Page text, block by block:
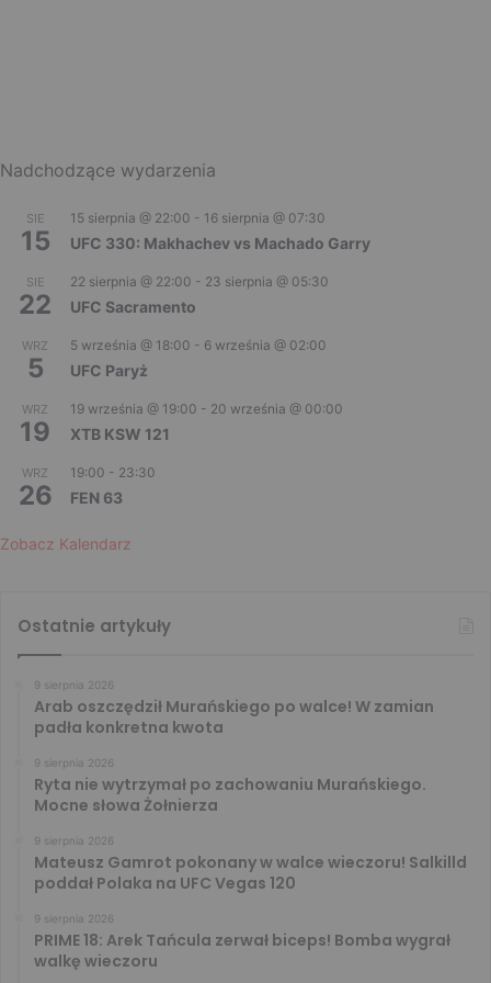
Nadchodzące wydarzenia
SIE
15
15 sierpnia @ 22:00 - 16 sierpnia @ 07:30
UFC 330: Makhachev vs Machado Garry
SIE
22
22 sierpnia @ 22:00 - 23 sierpnia @ 05:30
UFC Sacramento
WRZ
5
5 września @ 18:00 - 6 września @ 02:00
UFC Paryż
WRZ
19
19 września @ 19:00 - 20 września @ 00:00
XTB KSW 121
WRZ
26
19:00 - 23:30
FEN 63
Zobacz Kalendarz
Ostatnie artykuły
9 sierpnia 2026
Arab oszczędził Murańskiego po walce! W zamian
padła konkretna kwota
9 sierpnia 2026
Ryta nie wytrzymał po zachowaniu Murańskiego.
Mocne słowa Żołnierza
9 sierpnia 2026
Mateusz Gamrot pokonany w walce wieczoru! Salkilld
poddał Polaka na UFC Vegas 120
9 sierpnia 2026
PRIME 18: Arek Tańcula zerwał biceps! Bomba wygrał
walkę wieczoru